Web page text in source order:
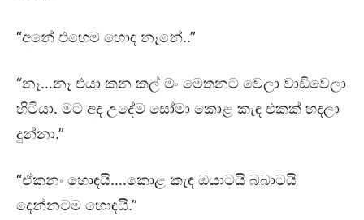
“අනේ එහෙම හොඳ නෑනේ..”
“නෑ…නෑ එයා කන කල් මං මෙතනට වෙලා වාඩිවෙලා
හිටියා. මට අද උදේම සෝමා කොළ කැඳ එකක් හදලා
දුන්නා.”
“ඒකනං හොඳයි….කොළ කැඳ ඔයාටයි බබාටයි
දෙන්නටම හොඳයි.”